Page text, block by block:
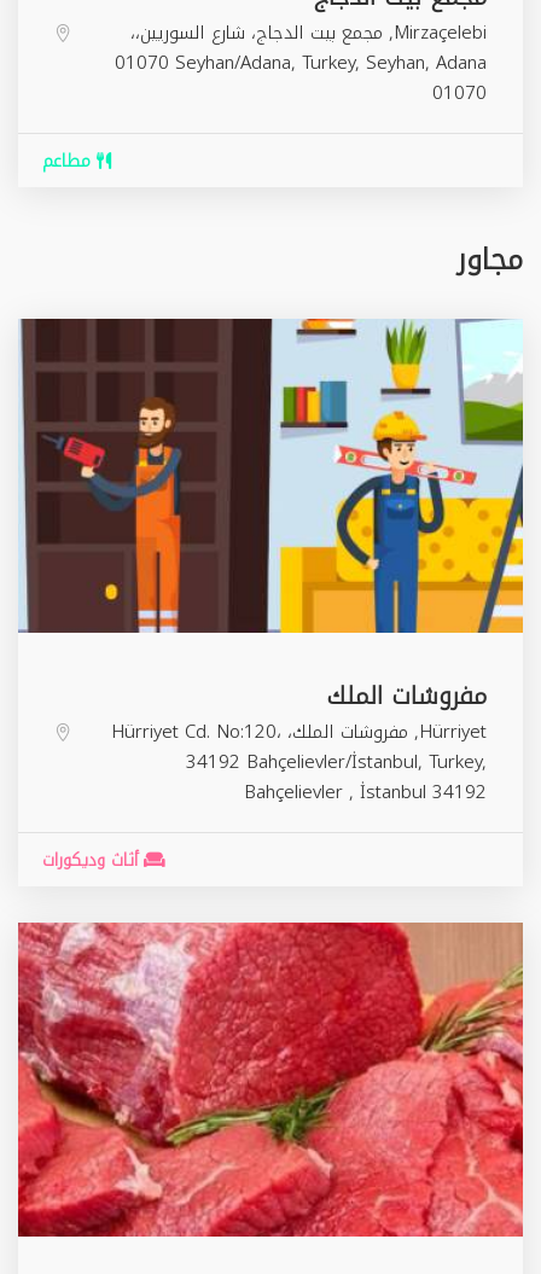
Mirzaçelebi, مجمع بيت الدجاج، شارع السوريين‬‎،،
01070 Seyhan/Adana, Turkey, Seyhan, Adana
01070
مطاعم
مجاور
مفروشات الملك
Hürriyet, مفروشات الملك، Hürriyet Cd. No:120،
34192 Bahçelievler/İstanbul, Turkey,
Bahçelievler, İstanbul 34192
أثاث وديكورات